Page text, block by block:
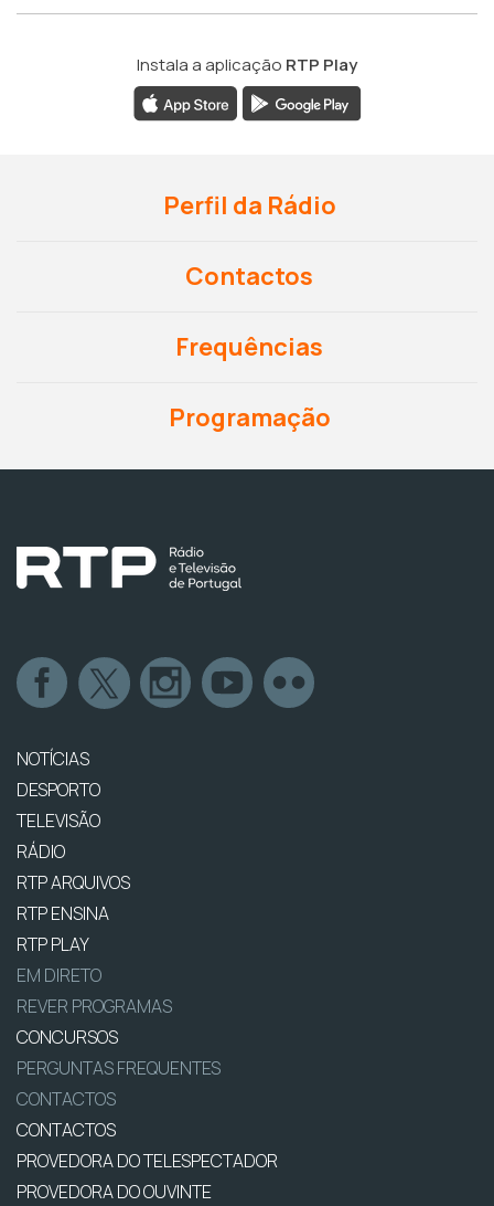
Instala a aplicação RTP Play
Perfil da Rádio
Contactos
Frequências
Programação
NOTÍCIAS
DESPORTO
TELEVISÃO
RÁDIO
RTP ARQUIVOS
RTP ENSINA
RTP PLAY
EM DIRETO
REVER PROGRAMAS
CONCURSOS
PERGUNTAS FREQUENTES
CONTACTOS
CONTACTOS
PROVEDORA DO TELESPECTADOR
PROVEDORA DO OUVINTE